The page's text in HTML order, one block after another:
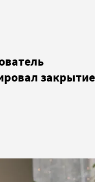
закрытие